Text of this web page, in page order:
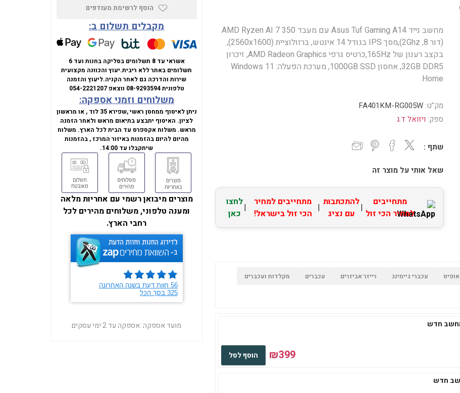
מחשב נייד Asus Tuf Gaming A14 עם מעבד AMD Ryzen AI 7 350
(דור 8, 2Ghz),מסך IPS בגודל 14 אינטש, ברזולוציית (2560x1600),
בקצב רענון של 165Hz,כרטיס גרפי AMD Radeon Graphics, זיכרון
32GB DDR5, אחסון 1000GB SSD, מערכת הפעלה: Windows 11
Home.
מק"ט: FA401KM-RG005W
ספק: ויזואל ד.ג
שתף :
שאל אותי על מוצר זה
מתחייבים
למחיר הכי זול |להתכתבות
עם נציג
| מתחייבים למחיר
הכי זול בישראל!
|לחצו
כאן
אופיס עכברי גיימינג רייזר אביזרים עכברים
מקלדות ועכברים
₪399 הוסף לסל
הוסף לרשימת מעודפים
מקבלים תשלום ב:
אשראי עד 8 תשלומים בסליקה בחנות ועד 6
תשלומים באתר ללא ריבית.יעוץ והכוונה מקצועית
שירות והדרכה גם לאחר הקניה.ליעוץ והזמנה
טלפונית08-9293594 ווצאפ054-2221207
משלוחים וזמני אספקה:
ניתן לאיסוף ממחסן ראשי ,שפירא 35 לוד , או מראשון
לציון. האיסוף יתבצע בתיאום מראש ולאחר הזמנה
מראש. משלוח אקספרס עד הבית לכל הארץ. משלוח
מהיום להיום בהזמנות באיזור המרכז , בהזמנות
שיתקבלו עד 14:00.
מוצרים מיבואן רשמי עם אחריות מלאה
ומענה טלפוני, משלוחים מהירים לכל
רחבי הארץ.
מועד אספקה:אספקה עד 2 ימי עסקים